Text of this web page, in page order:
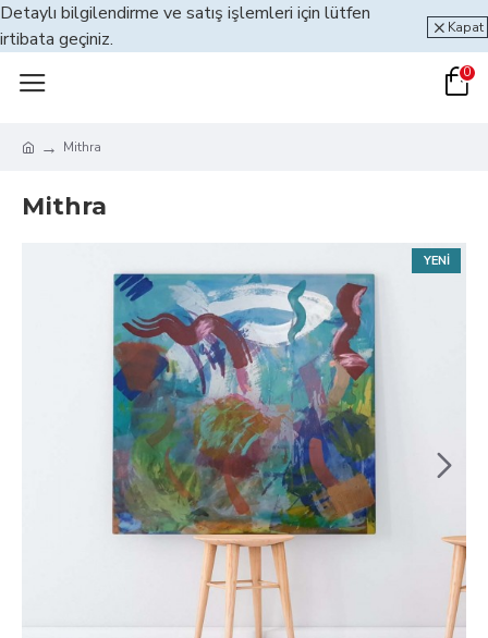
Detaylı bilgilendirme ve satış işlemleri için lütfen
irtibata geçiniz.
Kapat
0
Mithra
Mithra
YENI